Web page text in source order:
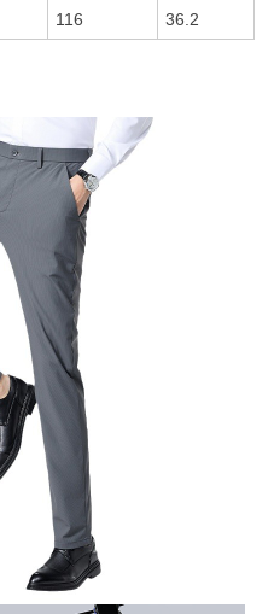
116 36.2